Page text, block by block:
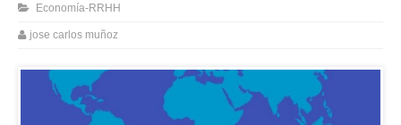
Economía-RRHH
jose carlos muñoz